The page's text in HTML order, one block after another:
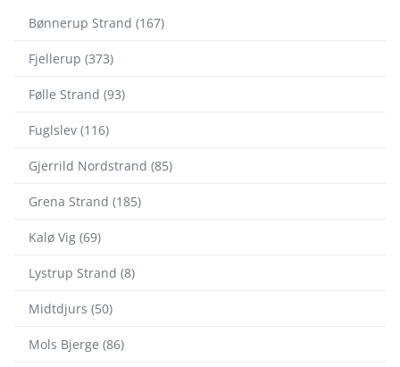
Bønnerup Strand (167)
Fjellerup (373)
Følle Strand (93)
Fuglslev (116)
Gjerrild Nordstrand (85)
Grena Strand (185)
Kalø Vig (69)
Lystrup Strand (8)
Midtdjurs (50)
Mols Bjerge (86)